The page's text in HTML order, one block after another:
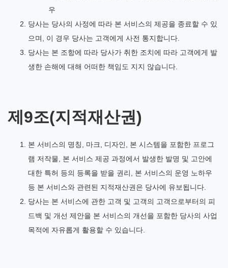
우
당사는 당사의 사정에 따라 본 서비스의 제공을 종료할 수 있
으며, 이 경우 당사는 고객에게 사전 통지합니다.
당사는 본 조항에 따라 당사가 취한 조치에 따라 고객에게 발
생한 손해에 대해 어떠한 책임도 지지 않습니다.
제9조(지적재산권)
본 서비스의 명칭, 마크, 디자인, 본 시스템을 포함한 프로그
램 저작물, 본 서비스 제공 과정에서 발생한 발명 및 고안에
대한 특허 등의 등록을 받을 권리, 본 서비스의 운영 노하우
등 본 서비스와 관련된 지적재산권은 당사에 유보됩니다.
당사는 본 서비스에 관한 고객 및 고객의 고객으로부터의 피
드백 및 개선 제안을 본 서비스의 개선을 포함한 당사의 사업
목적에 자유롭게 활용할 수 있습니다.